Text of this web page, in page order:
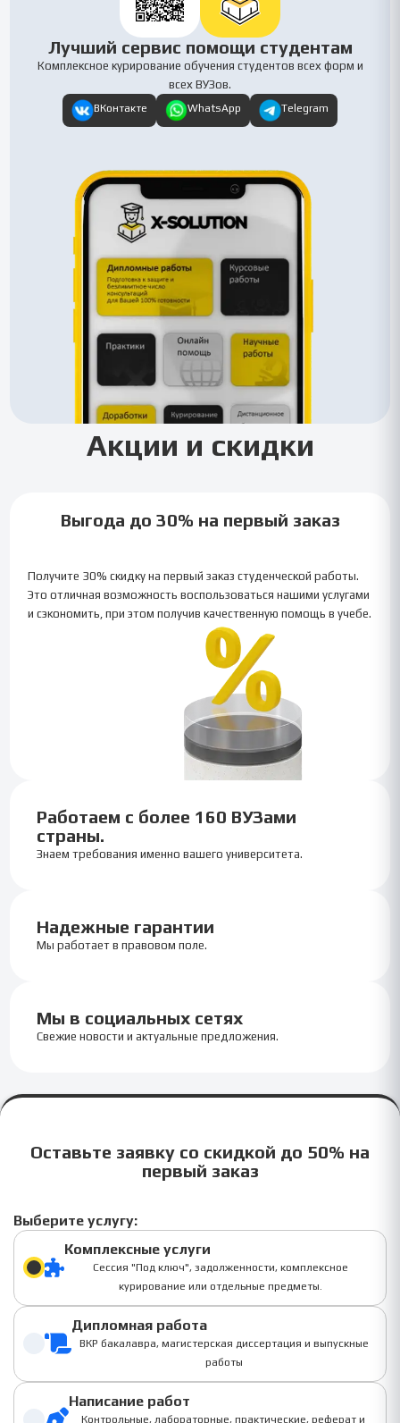
Лучший сервис помощи студентам
Комплексное курирование обучения студентов всех форм и
всех ВУЗов.
ВКонтакте WhatsApp Telegram
Акции и скидки
Выгода до 30% на первый заказ
Получите 30% скидку на первый заказ студенческой работы.
Это отличная возможность воспользоваться нашими услугами
и сэкономить, при этом получив качественную помощь в учебе.
Работаем с более 160 ВУЗами
страны.
Знаем требования именно вашего университета.
Надежные гарантии
Мы работает в правовом поле.
Мы в социальных сетях
Свежие новости и актуальные предложения.
Оставьте заявку со скидкой до 50% на
первый заказ
Выберите услугу:
Комплексные услуги
Сессия "Под ключ", задолженности, комплексное
курирование или отдельные предметы.
Дипломная работа
ВКР бакалавра, магистерская диссертация и выпускные
работы
Написание работ
Контрольные, лабораторные, практические, реферат и